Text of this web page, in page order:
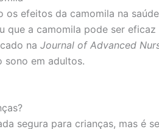
os efeitos da camomila na
que a camomila pode ser
na Journal of Advanced
sono em adultos.
segura para crianças, mas é